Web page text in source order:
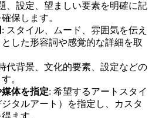
、設定、望ましい要素を明確に記
保します。
: スタイル、ムード、雰囲気を伝え
した形容詞や感覚的な詳細を取
代背景、文化的要素、設定などの
。
体を指定: 希望するアートスタイ
タルアート）を指定し、カスタ